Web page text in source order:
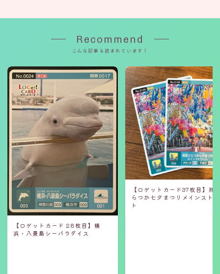
Recommend
こんな記事も読まれています！
【ロゲットカード 28枚目】横
浜・八景島シーパラダイス
【ロゲットカード37枚目】湘
らつか七夕まつりメインスト
ト